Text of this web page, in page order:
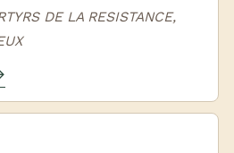
DE LA RESISTANCE,